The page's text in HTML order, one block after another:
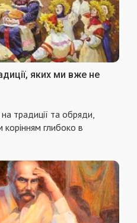
яких ми вже не
традиції та обряди,
корінням глибоко в